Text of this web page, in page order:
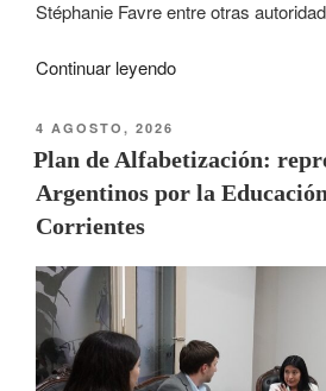
Stéphanie Favre entre otras
Continuar leyendo
4 AGOSTO, 2026
Plan de Alfabetización:
Argentinos por la
Corrientes